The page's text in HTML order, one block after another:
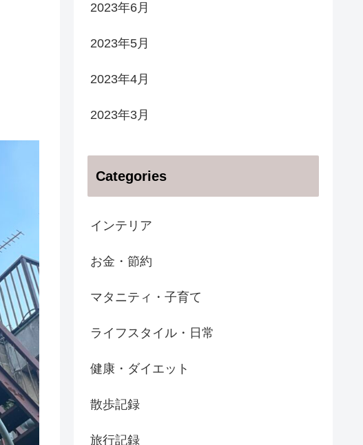
2023年6月
2023年5月
2023年4月
2023年3月
Categories
インテリア
お金・節約
マタニティ・子育て
ライフスタイル・日常
健康・ダイエット
散歩記録
旅行記録